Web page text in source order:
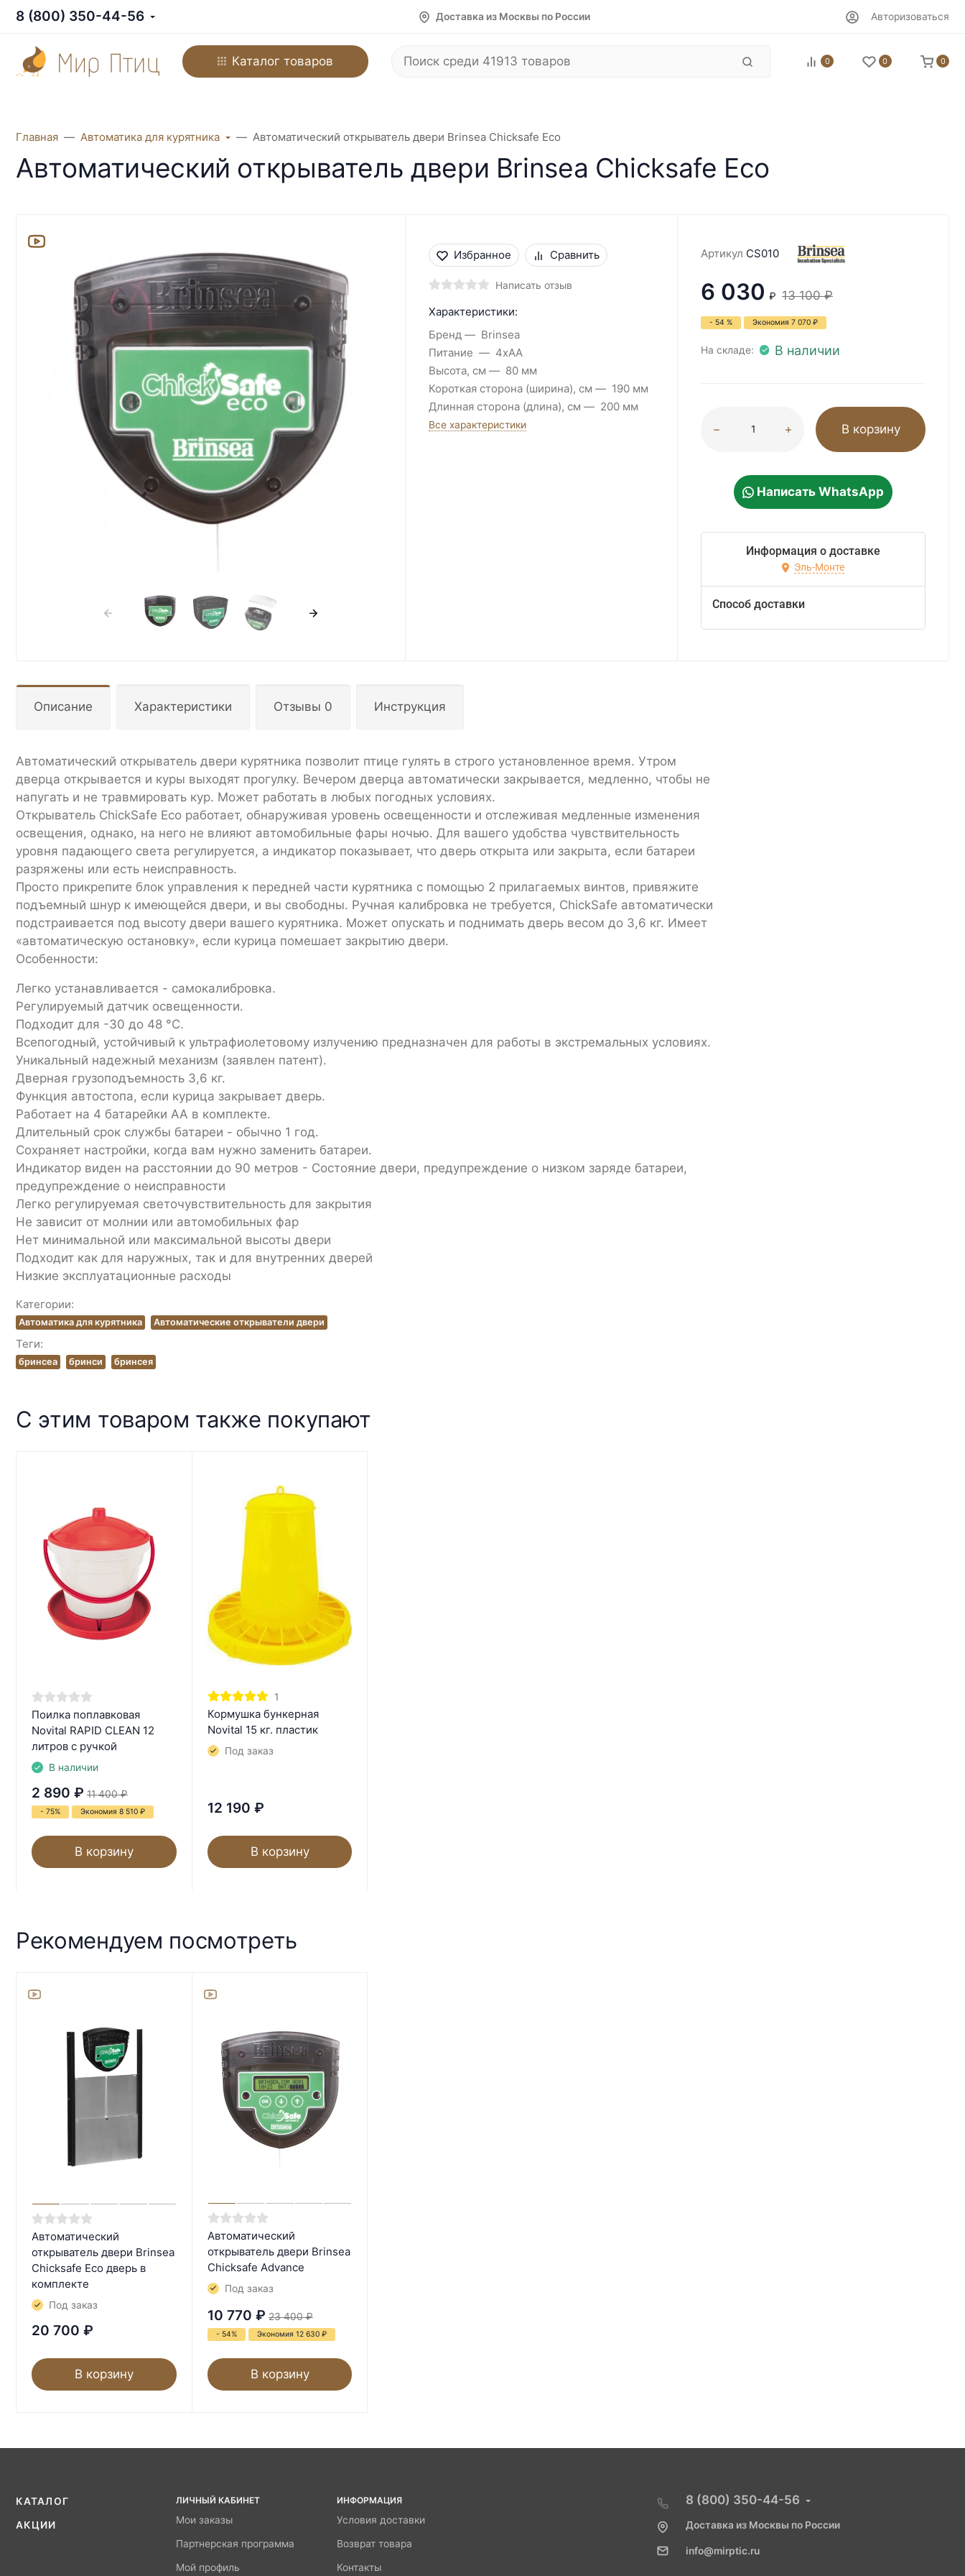
8 (800) 350-44-56 Доставка из Москвы по России Авторизоваться
Каталог товаров 0 0 0
Главная Автоматика для курятника Автоматический открыватель двери Brinsea Chicksafe Eco
Автоматический открыватель двери Brinsea Chicksafe Eco
Избранное Сравнить
Написать отзыв
Характеристики:
Бренд
Brinsea
Питание
4xAA
Высота, см
80 мм
Короткая сторона (ширина), см
190 мм
Длинная сторона (длина), см
200 мм
Все характеристики
Артикул CS010
6 030 ₽ 13 100 ₽
- 54 % Экономия 7 070 ₽
На складе: В наличии
В корзину
Написать WhatsApp
Информация о доставке
Эль-Монте
Способ доставки
Описание Характеристики Отзывы 0 Инструкция
Автоматический открыватель двери курятника позволит птице гулять в строго установленное время. Утром
дверца открывается и куры выходят прогулку. Вечером дверца автоматически закрывается, медленно, чтобы не
напугать и не травмировать кур. Может работать в любых погодных условиях.
Открыватель ChickSafe Eco работает, обнаруживая уровень освещенности и отслеживая медленные изменения
освещения, однако, на него не влияют автомобильные фары ночью. Для вашего удобства чувствительность
уровня падающего света регулируется, а индикатор показывает, что дверь открыта или закрыта, если батареи
разряжены или есть неисправность.
Просто прикрепите блок управления к передней части курятника с помощью 2 прилагаемых винтов, привяжите
подъемный шнур к имеющейся двери, и вы свободны. Ручная калибровка не требуется, ChickSafe автоматически
подстраивается под высоту двери вашего курятника. Может опускать и поднимать дверь весом до 3,6 кг. Имеет
«автоматическую остановку», если курица помешает закрытию двери.
Особенности:
Легко устанавливается - самокалибровка.
Регулируемый датчик освещенности.
Подходит для -30 до 48 °С.
Всепогодный, устойчивый к ультрафиолетовому излучению предназначен для работы в экстремальных условиях.
Уникальный надежный механизм (заявлен патент).
Дверная грузоподъемность 3,6 кг.
Функция автостопа, если курица закрывает дверь.
Работает на 4 батарейки АА в комплекте.
Длительный срок службы батареи - обычно 1 год.
Сохраняет настройки, когда вам нужно заменить батареи.
Индикатор виден на расстоянии до 90 метров - Состояние двери, предупреждение о низком заряде батареи,
предупреждение о неисправности
Легко регулируемая светочувствительность для закрытия
Не зависит от молнии или автомобильных фар
Нет минимальной или максимальной высоты двери
Подходит как для наружных, так и для внутренних дверей
Низкие эксплуатационные расходы
Категории:
Автоматика для курятника Автоматические открыватели двери
Теги:
бринсеа бринси бринсея
С этим товаром также покупают
Поилка поплавковая
Novital RAPID CLEAN 12
литров с ручкой
В наличии
2 890 ₽ 11 400 ₽
- 75% Экономия 8 510 ₽
В корзину
1
Кормушка бункерная
Novital 15 кг. пластик
Под заказ
12 190 ₽
В корзину
Рекомендуем посмотреть
Автоматический
открыватель двери Brinsea
Chicksafe Eco дверь в
комплекте
Под заказ
20 700 ₽
В корзину
Автоматический
открыватель двери Brinsea
Chicksafe Advance
Под заказ
10 770 ₽ 23 400 ₽
- 54% Экономия 12 630 ₽
В корзину
КАТАЛОГ
АКЦИИ
ЛИЧНЫЙ КАБИНЕТ
Мои заказы
Партнерская программа
Мой профиль
ИНФОРМАЦИЯ
Условия доставки
Возврат товара
Контакты
8 (800) 350-44-56
Доставка из Москвы по России
info@mirptic.ru